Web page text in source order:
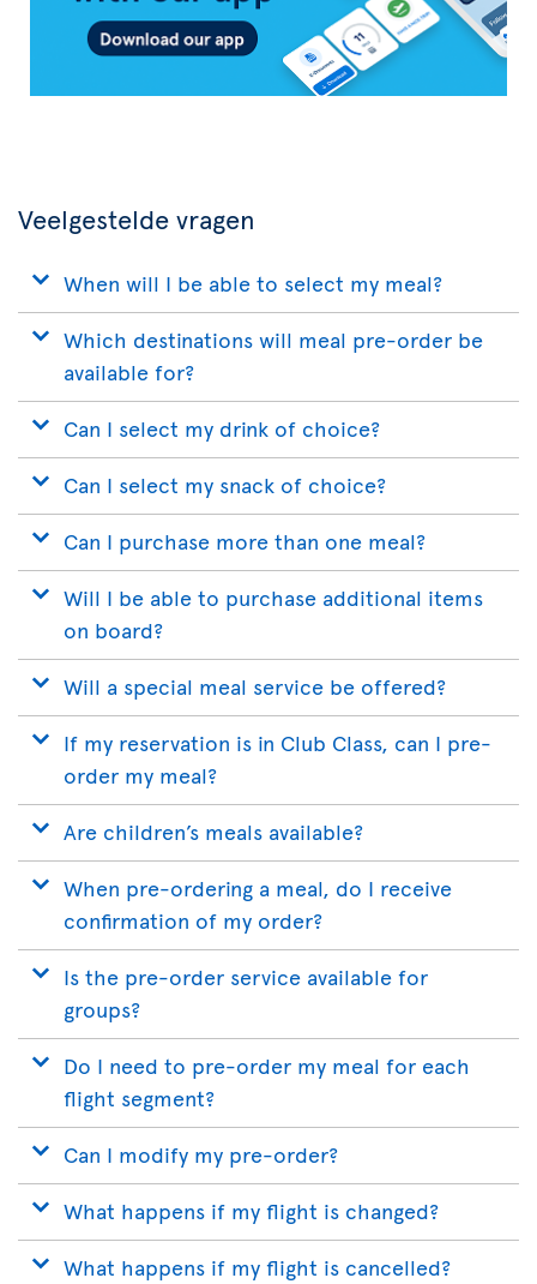
Veelgestelde vragen
When will I be able to select my meal?
Which destinations will meal pre-order be
available for?
Can I select my drink of choice?
Can I select my snack of choice?
Can I purchase more than one meal?
Will I be able to purchase additional items
on board?
Will a special meal service be offered?
If my reservation is in Club Class, can I pre-
order my meal?
Are children’s meals available?
When pre-ordering a meal, do I receive
confirmation of my order?
Is the pre-order service available for
groups?
Do I need to pre-order my meal for each
flight segment?
Can I modify my pre-order?
What happens if my flight is changed?
What happens if my flight is cancelled?